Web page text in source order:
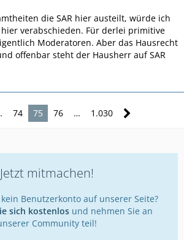
die SAR hier austeilt, würde ich
verabschieden. Für derlei primitive
Moderatoren. Aber das Hausrecht
offenbar steht der Hausherr auf SAR
74 75 76 … 1.030
Jetzt mitmachen!
Benutzerkonto auf unserer Seite?
sich kostenlosund nehmen Sie an
Community teil!